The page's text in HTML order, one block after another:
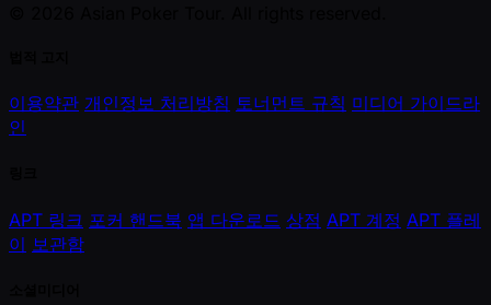
이용약관 개인정보 처리방침 토너먼트 규칙 미디어 가이드라
인
APT 링크 포커 핸드북 앱 다운로드 상점 APT 계정 APT 플레
이 보관함